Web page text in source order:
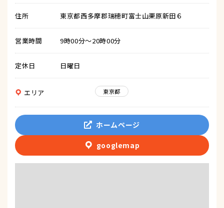
住所 東京都西多摩郡瑞穂町富士山栗原新田６
営業時間 9時00分～20時00分
定休日 日曜日
エリア 東京都
ホームページ
googlemap